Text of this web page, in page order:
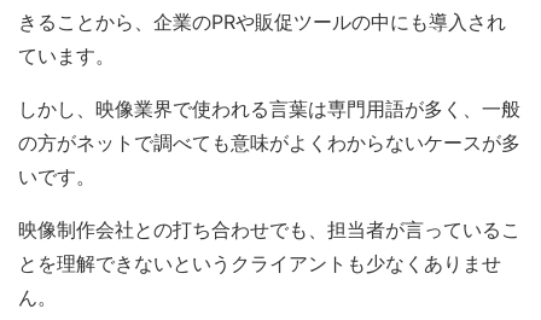
きることから、企業のPRや販促ツールの中にも導入され
ています。
しかし、映像業界で使われる言葉は専門用語が多く、一般
の方がネットで調べても意味がよくわからないケースが多
いです。
映像制作会社との打ち合わせでも、担当者が言っているこ
とを理解できないというクライアントも少なくありませ
ん。